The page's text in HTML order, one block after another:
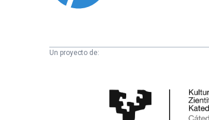
Un proyecto de:
Científica